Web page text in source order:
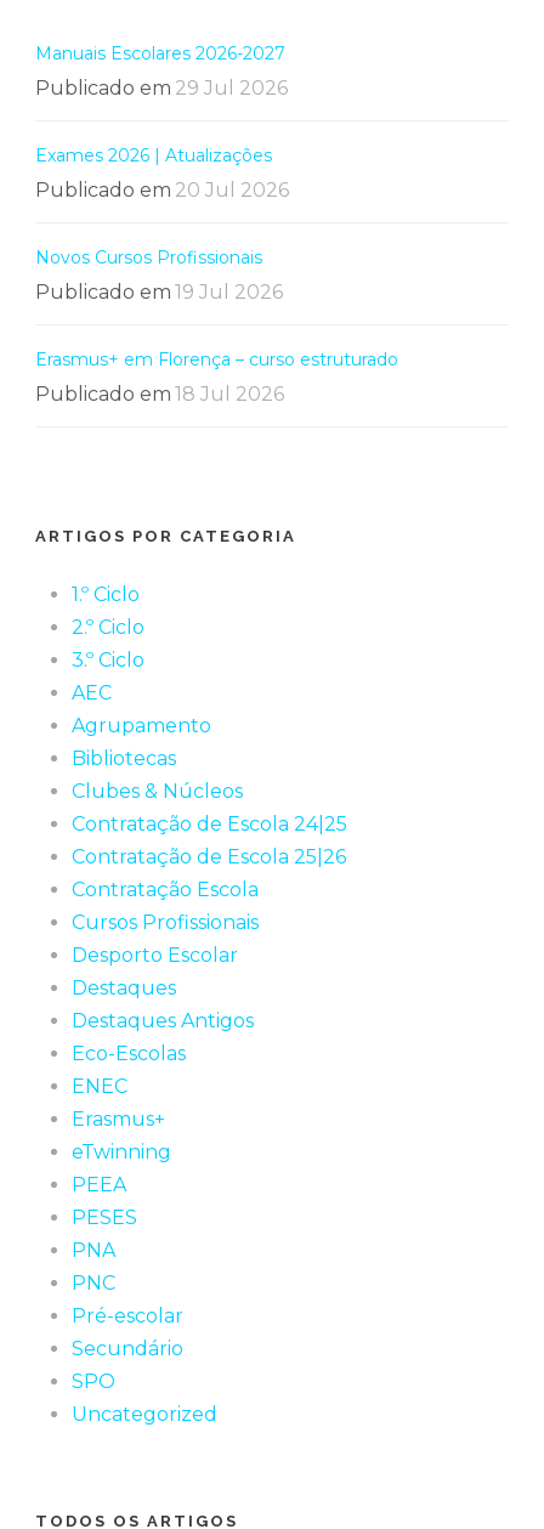
Manuais Escolares 2026-2027
Publicado em 29 Jul 2026
Exames 2026 | Atualizações
Publicado em 20 Jul 2026
Novos Cursos Profissionais
Publicado em 19 Jul 2026
Erasmus+ em Florença – curso estruturado
Publicado em 18 Jul 2026
ARTIGOS POR CATEGORIA
1.º Ciclo
2.º Ciclo
3.º Ciclo
AEC
Agrupamento
Bibliotecas
Clubes & Núcleos
Contratação de Escola 24|25
Contratação de Escola 25|26
Contratação Escola
Cursos Profissionais
Desporto Escolar
Destaques
Destaques Antigos
Eco-Escolas
ENEC
Erasmus+
eTwinning
PEEA
PESES
PNA
PNC
Pré-escolar
Secundário
SPO
Uncategorized
TODOS OS ARTIGOS